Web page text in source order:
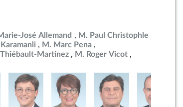
José Allemand
M. Paul Christophle
M. Marc Pena
Martinez
M. Roger Vicot